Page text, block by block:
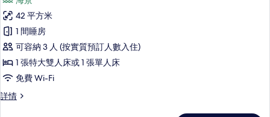
所
有
豪
華
客
房,
海
42 平方米
1 間睡房
可容納 3 人 (按實質預訂人數入住)
1 張特大雙人床或 1 張單人床
免費 Wi-Fi
詳情
豪